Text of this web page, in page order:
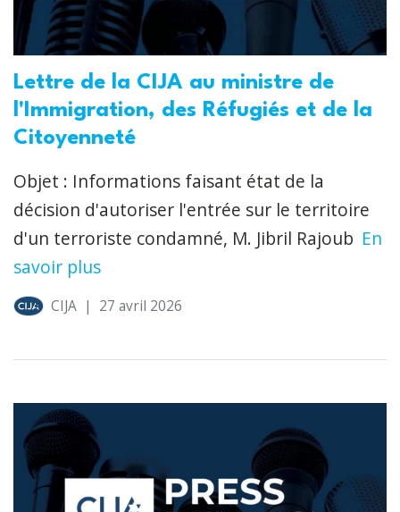
Lettre de la CIJA au ministre de
l'Immigration, des Réfugiés et de la
Citoyenneté
Objet : Informations faisant état de la
décision d'autoriser l'entrée sur le territoire
d'un terroriste condamné, M. Jibril Rajoub En
savoir plus
CIJA | 27 avril 2026